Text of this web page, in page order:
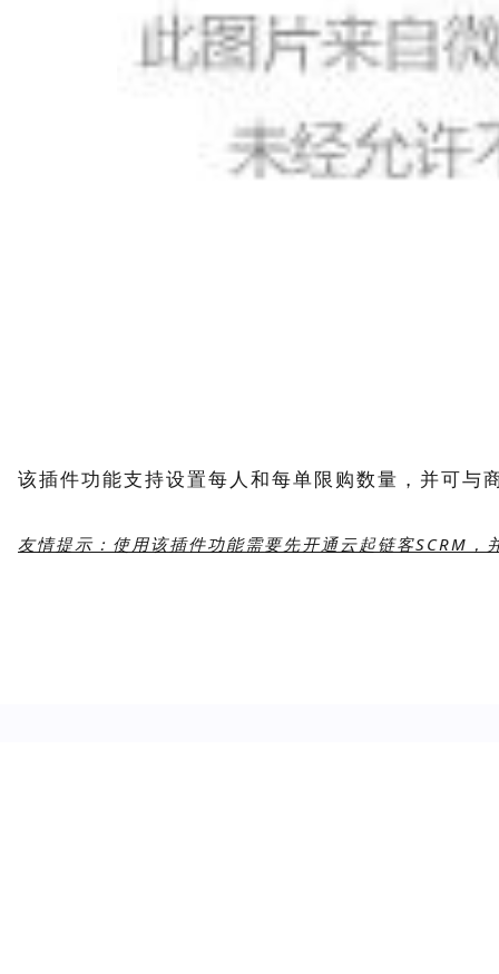
该插件功能支持设置每人和每单限购数量，并可与
友情提示：使用该插件功能需要先开通云起链客SCRM